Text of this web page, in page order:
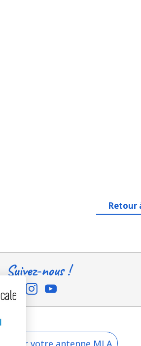
Retour
Suivez-nous !
Trouver votre antenne MLA